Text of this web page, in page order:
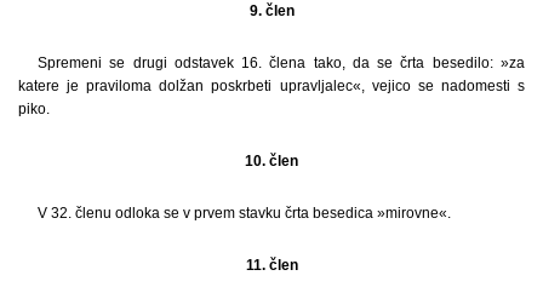
9. člen
Spremeni se drugi odstavek 16. člena tako, da se črta besedilo: »za
katere je praviloma dolžan poskrbeti upravljalec«, vejico se nadomesti s
piko.
10. člen
V 32. členu odloka se v prvem stavku črta besedica »mirovne«.
11. člen